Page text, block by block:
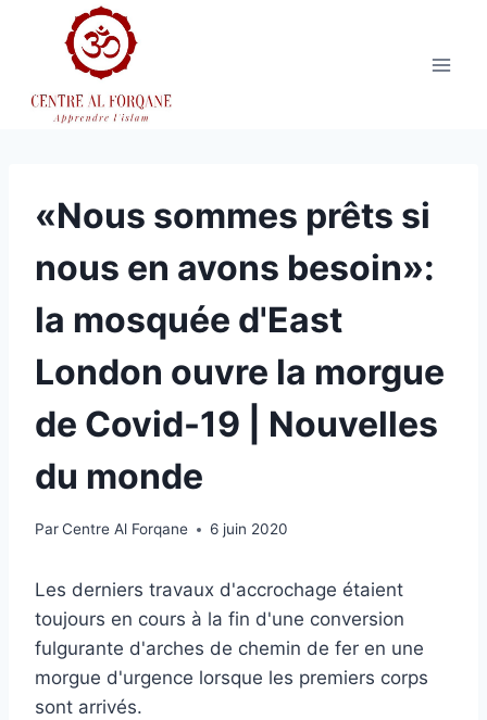
«Nous sommes prêts si
nous en avons besoin»:
la mosquée d'East
London ouvre la morgue
de Covid-19 | Nouvelles
du monde
ParCentre Al Forqane 6 juin 2020
Les derniers travaux d'accrochage étaient
toujours en cours à la fin d'une conversion
fulgurante d'arches de chemin de fer en une
morgue d'urgence lorsque les premiers corps
sont arrivés.